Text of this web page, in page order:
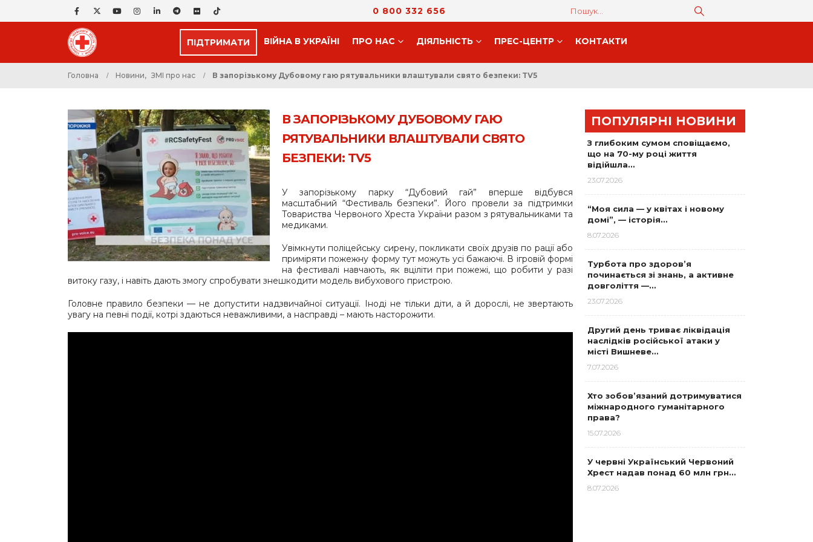
0 800 332 656
ПІДТРИМАТИ ВІЙНА В УКРАЇНІ ПРО НАС ДIЯЛЬНIСТЬ ПРЕС-ЦЕНТР КОНТАКТИ
Головна Новини, ЗМІ про нас В запорізькому Дубовому гаю рятувальники влаштували свято безпеки: TV5
В ЗАПОРІЗЬКОМУ ДУБОВОМУ ГАЮ
РЯТУВАЛЬНИКИ ВЛАШТУВАЛИ СВЯТО
БЕЗПЕКИ: TV5
У запорізькому парку “Дубовий гай” вперше відбувся
масштабний “Фестиваль безпеки”. Його провели за підтримки
Товариства Червоного Хреста України разом з рятувальниками та
медиками.
Увімкнути поліцейську сирену, покликати своїх друзів по рації або
приміряти пожежну форму тут можуть усі бажаючі. В ігровій формі
на фестивалі навчають, як вціліти при пожежі, що робити у разі
витоку газу, і навіть дають змогу спробувати знешкодити модель вибухового пристрою.
Головне правило безпеки — не допустити надзвичайної ситуації. Іноді не тільки діти, а й дорослі, не звертають
увагу на певні події, котрі здаються неважливими, а насправді – мають насторожити.
ПОПУЛЯРНІ НОВИНИ
З глибоким сумом сповіщаємо,
що на 70-му році життя
відійшла…
23.07.2026
“Моя сила — у квітах і новому
домі”, — історія…
8.07.2026
Турбота про здоров’я
починається зі знань, а активне
довголіття —…
23.07.2026
Другий день триває ліквідація
наслідків російської атаки у
місті Вишневе…
7.07.2026
Хто зобов’язаний дотримуватися
міжнародного гуманітарного
права?
15.07.2026
У червні Український Червоний
Хрест надав понад 60 млн грн…
8.07.2026